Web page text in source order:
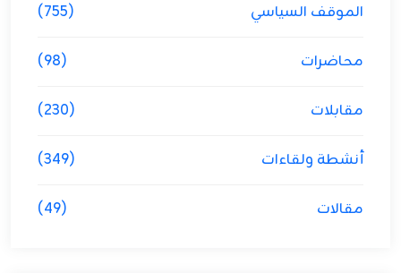
الموقف السياسي (755)
محاضرات (98)
مقابلات (230)
أنشطة ولقاءات (349)
مقالات (49)